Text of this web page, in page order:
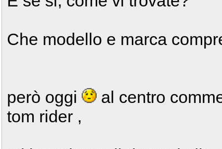
Che modello e marca
però oggi
al centro
tom rider ,